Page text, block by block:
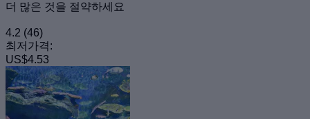
더 많은 것을 절약하세요
4.2 (46)
최저가격:
US$4.53